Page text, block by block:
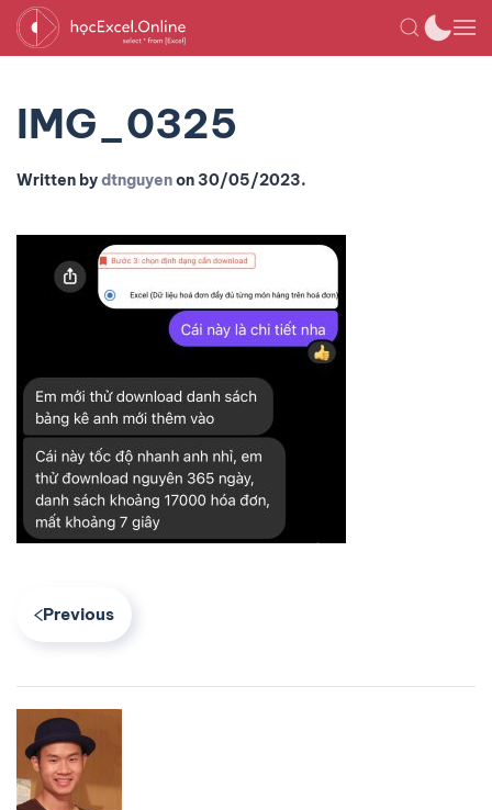
IMG_0325
Written bydtnguyenon 30/05/2023.
Previous